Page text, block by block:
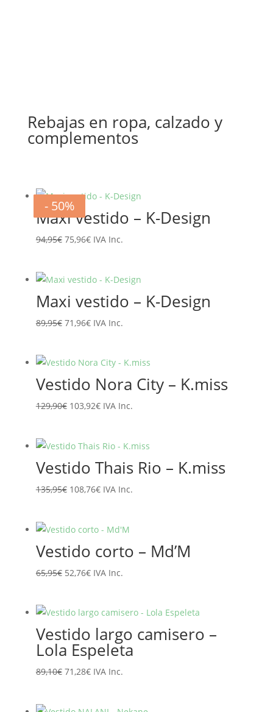
Rebajas en ropa, calzado y
complementos
- 20%
Maxi vestido – K-Design
94,95€ El
era:
94,95€.
75,96€El
es:
75,96€.
IVA Inc.
- 20%
Maxi vestido – K-Design
89,95€ El
era:
89,95€.
71,96€El
es:
71,96€.
IVA Inc.
- 20%
Vestido Nora City – K.miss
129,90€ El
era:
129,90€.
103,92€El
es:
103,92€.
IVA Inc.
- 20%
Vestido Thais Rio – K.miss
135,95€ El
era:
135,95€.
108,76€El
es:
108,76€.
IVA Inc.
- 20%
Vestido corto – Md’M
65,95€ El
era:
65,95€.
52,76€El
es:
52,76€.
IVA Inc.
- 20%
Vestido largo camisero –
Lola Espeleta
89,10€ El
71,28€ElIVA Inc.
- 50%
- 50%